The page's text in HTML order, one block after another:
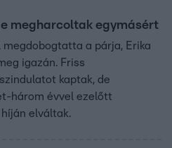
megharcoltak egymásért
a párja, Erika
igazán. Friss
kaptak, de
három évvel ezelőtt
elváltak.